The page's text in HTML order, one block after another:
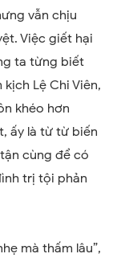
vẫn chịu
Việc giết hại
ta từng biết
Lệ Chi Viên,
khéo hơn
ấy là từ từ biến
cùng để có
trị tội phản
mà thấm lâu”,